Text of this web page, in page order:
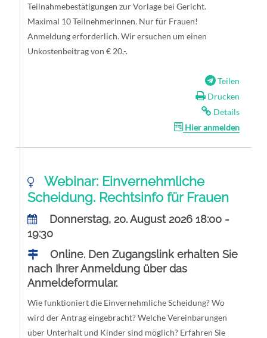
Teilnahmebestätigungen zur Vorlage bei Gericht.
Maximal 10 Teilnehmerinnen. Nur für Frauen!
Anmeldung erforderlich. Wir ersuchen um einen
Unkostenbeitrag von € 20,-.
Teilen
Drucken
Details
Hier anmelden
Webinar: Einvernehmliche
Scheidung. Rechtsinfo für Frauen
Donnerstag, 20. August 2026 18:00 -
19:30
Online. Den Zugangslink erhalten Sie
nach Ihrer Anmeldung über das
Anmeldeformular.
Wie funktioniert die Einvernehmliche Scheidung? Wo
wird der Antrag eingebracht? Welche Vereinbarungen
über Unterhalt und Kinder sind möglich? Erfahren Sie